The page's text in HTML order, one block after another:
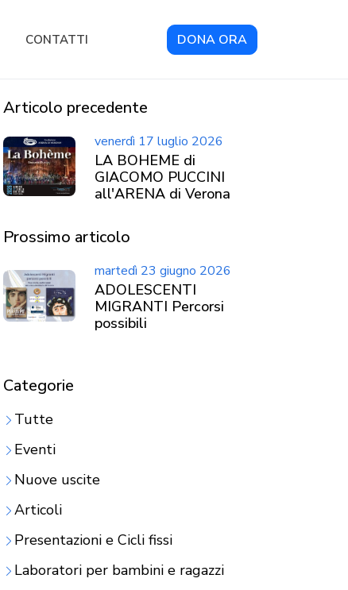
CONTATTI DONA ORA
Articolo precedente
venerdì 17 luglio 2026
LA BOHEME di
GIACOMO PUCCINI
all'ARENA di Verona
Prossimo articolo
martedì 23 giugno 2026
ADOLESCENTI
MIGRANTI Percorsi
possibili
Categorie
Tutte
Eventi
Nuove uscite
Articoli
Presentazioni e Cicli fissi
Laboratori per bambini e ragazzi